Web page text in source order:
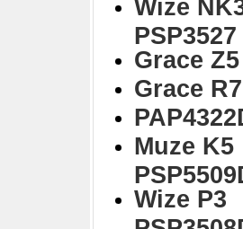
Wize
PSP3527
Grace Z5
Grace R7
Muze K5
Wize P3